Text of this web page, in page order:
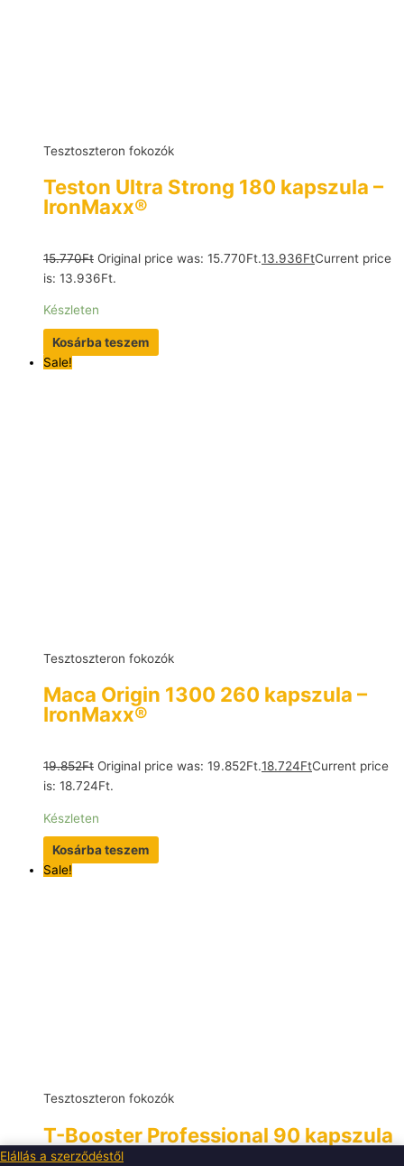
Tesztoszteron fokozók
Teston Ultra Strong 180 kapszula –
IronMaxx®
15.770Ft Original price was: 15.770Ft.13.936FtCurrent price
is: 13.936Ft.
Készleten
Kosárba teszem
Sale!
Tesztoszteron fokozók
Maca Origin 1300 260 kapszula –
IronMaxx®
19.852Ft Original price was: 19.852Ft.18.724FtCurrent price
is: 18.724Ft.
Készleten
Kosárba teszem
Sale!
Tesztoszteron fokozók
T-Booster Professional 90 kapszula
– IronMaxx®
Elállás a szerződéstől